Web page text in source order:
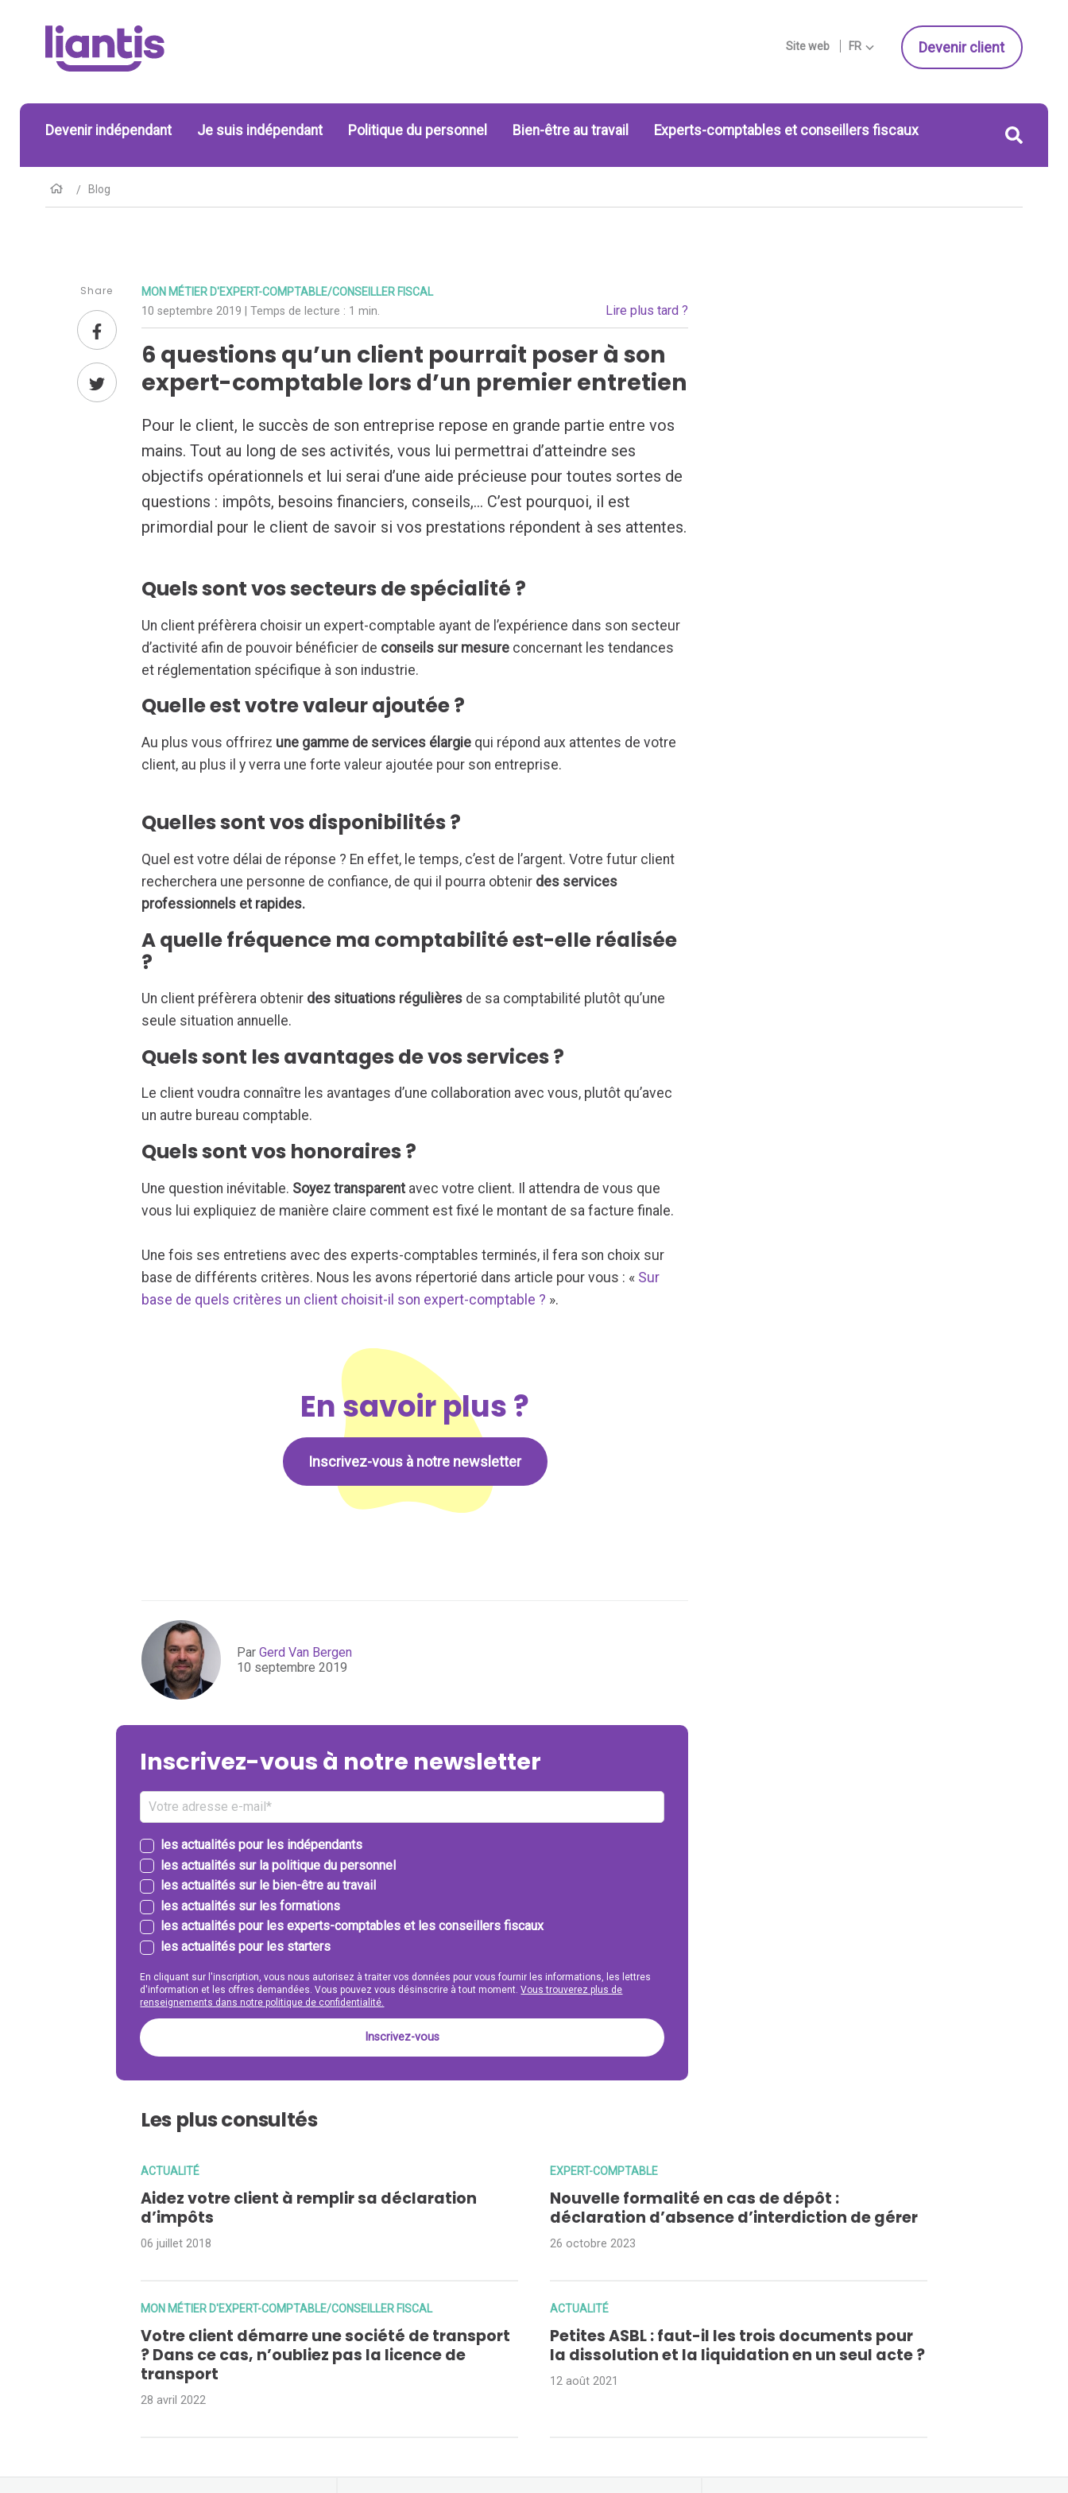
Site web FR Devenir client
Devenir indépendant Je suis indépendant Politique du personnel Bien-être au travail Experts-comptables et conseillers fiscaux
Blog
Share MON MÉTIER D'EXPERT-COMPTABLE/CONSEILLER FISCAL
10 septembre 2019 | Temps de lecture : 1 min. Lire plus tard ?
6 questions qu’un client pourrait poser à son
expert-comptable lors d’un premier entretien
Pour le client, le succès de son entreprise repose en grande partie entre vos
mains. Tout au long de ses activités, vous lui permettrai d’atteindre ses
objectifs opérationnels et lui serai d’une aide précieuse pour toutes sortes de
questions : impôts, besoins financiers, conseils,… C’est pourquoi, il est
primordial pour le client de savoir si vos prestations répondent à ses attentes.
Quels sont vos secteurs de spécialité ?
Un client préfèrera choisir un expert-comptable ayant de l’expérience dans son secteur
d’activité afin de pouvoir bénéficier de conseils sur mesure concernant les tendances
et réglementation spécifique à son industrie.
Quelle est votre valeur ajoutée ?
Au plus vous offrirez une gamme de services élargie qui répond aux attentes de votre
client, au plus il y verra une forte valeur ajoutée pour son entreprise.
Quelles sont vos disponibilités ?
Quel est votre délai de réponse ? En effet, le temps, c’est de l’argent. Votre futur client
recherchera une personne de confiance, de qui il pourra obtenir des services
professionnels et rapides.
A quelle fréquence ma comptabilité est-elle réalisée
?
Un client préfèrera obtenir des situations régulières de sa comptabilité plutôt qu’une
seule situation annuelle.
Quels sont les avantages de vos services ?
Le client voudra connaître les avantages d’une collaboration avec vous, plutôt qu’avec
un autre bureau comptable.
Quels sont vos honoraires ?
Une question inévitable. Soyez transparent avec votre client. Il attendra de vous que
vous lui expliquiez de manière claire comment est fixé le montant de sa facture finale.
Une fois ses entretiens avec des experts-comptables terminés, il fera son choix sur
base de différents critères. Nous les avons répertorié dans article pour vous : « Sur
base de quels critères un client choisit-il son expert-comptable ? ».
En savoir plus ?
Inscrivez-vous à notre newsletter
ParGerd Van Bergen
10 septembre 2019
Inscrivez-vous à notre newsletter
les actualités pour les indépendants
les actualités sur la politique du personnel
les actualités sur le bien-être au travail
les actualités sur les formations
les actualités pour les experts-comptables et les conseillers fiscaux
les actualités pour les starters
En cliquant sur l'inscription, vous nous autorisez à traiter vos données pour vous fournir les informations, les lettres
d'information et les offres demandées. Vous pouvez vous désinscrire à tout moment.Vous trouverez plus de
renseignements dans notre politique de confidentialité.
Les plus consultés
ACTUALITÉ
Aidez votre client à remplir sa déclaration
d’impôts
06 juillet 2018
EXPERT-COMPTABLE
Nouvelle formalité en cas de dépôt :
déclaration d’absence d’interdiction de gérer
26 octobre 2023
MON MÉTIER D'EXPERT-COMPTABLE/CONSEILLER FISCAL
Votre client démarre une société de transport
? Dans ce cas, n’oubliez pas la licence de
transport
28 avril 2022
ACTUALITÉ
Petites ASBL : faut-il les trois documents pour
la dissolution et la liquidation en un seul acte ?
12 août 2021